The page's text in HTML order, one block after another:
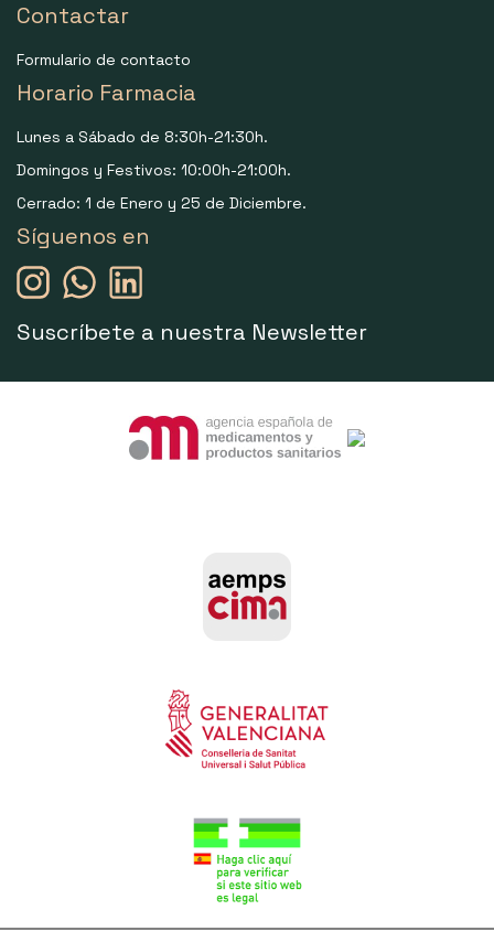
Contactar
Formulario de contacto
Horario Farmacia
Lunes a Sábado de 8:30h-21:30h.
Domingos y Festivos: 10:00h-21:00h.
Cerrado: 1 de Enero y 25 de Diciembre.
Síguenos en
Suscríbete a nuestra Newsletter